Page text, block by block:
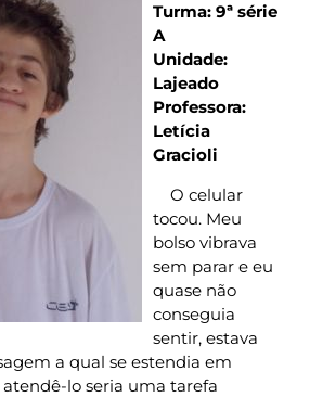
Turma: 9ª série
A
Unidade:
Lajeado
Professora:
Letícia
Gracioli
O celular
tocou. Meu
bolso vibrava
sem parar e eu
quase não
conseguia
sentir, estava
a qual se estendia em
lo seria uma tarefa